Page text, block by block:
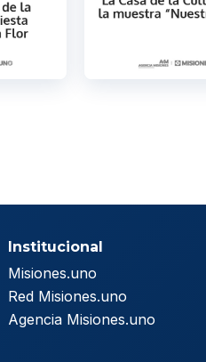
Institucional
Misiones.uno
Red Misiones.uno
Agencia Misiones.uno